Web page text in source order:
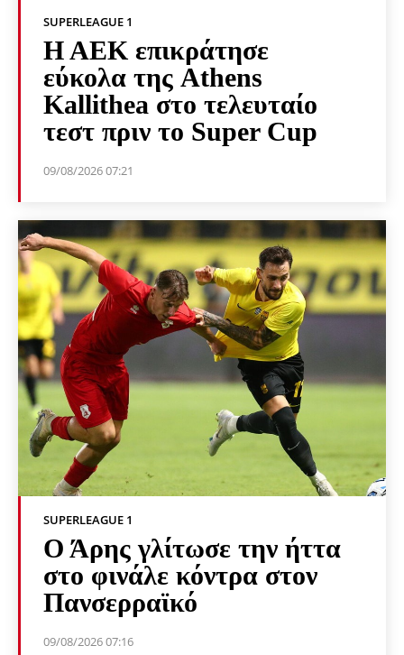
SUPERLEAGUE 1
Η ΑΕΚ επικράτησε
εύκολα της Athens
Kallithea στο τελευταίο
τεστ πριν το Super Cup
09/08/2026 07:21
SUPERLEAGUE 1
Ο Άρης γλίτωσε την ήττα
στο φινάλε κόντρα στον
Πανσερραϊκό
09/08/2026 07:16